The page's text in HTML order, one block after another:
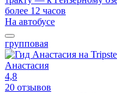
более 12 часов
На автобусе
групповая
Анастасия
4,8
20 отзывов